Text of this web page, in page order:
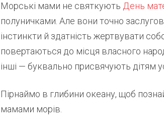
Морські мами не святкують День
полуничками. Але вони точно
інстинкти й здатність жертвувати
повертаються до місця власного
інші — буквально присвячують дітям
Пірнаймо в глибини океану, щоб
мамами морів.